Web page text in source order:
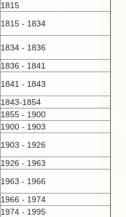
1815
1815 - 1834
1834 - 1836
1836 - 1841
1841 - 1843
1843-1854
1855 - 1900
1900 - 1903
1903 - 1926
1926 - 1963
1963 - 1966
1966 - 1974
1974 - 1995